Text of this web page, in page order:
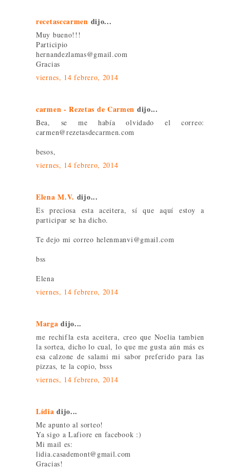
recetasccarmen dijo...
Muy bueno!!!
Participio
hernandezlamas@gmail.com
Gracias
viernes, 14 febrero, 2014
carmen - Rezetas de Carmen dijo...
Bea, se me había olvidado el correo:
carmen@rezetasdecarmen.com
besos,
viernes, 14 febrero, 2014
Elena M.V. dijo...
Es preciosa esta aceitera, sí que aquí estoy a
participar se ha dicho.
Te dejo mi correo helenmanvi@gmail.com
bss
Elena
viernes, 14 febrero, 2014
Marga dijo...
me rechifla esta aceitera, creo que Noelia tambien
la sortea, dicho lo cual, lo que me gusta aún más es
esa calzone de salami mi sabor preferido para las
pizzas, te la copio, bsss
viernes, 14 febrero, 2014
Lídia dijo...
Me apunto al sorteo!
Ya sigo a Lafiore en facebook :)
Mi mail es:
lidia.casademont@gmail.com
Gracias!